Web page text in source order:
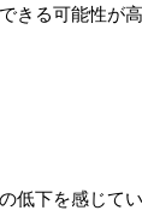
きる可能性が
低下を感じて